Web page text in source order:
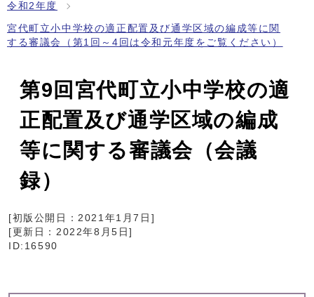
令和2年度
宮代町立小中学校の適正配置及び通学区域の編成等に関
する審議会（第1回～4回は令和元年度をご覧ください）
第9回宮代町立小中学校の適
正配置及び通学区域の編成
等に関する審議会（会議
録）
[初版公開日：2021年1月7日 ]
[更新日： 2022年8月5日]
ID:16590